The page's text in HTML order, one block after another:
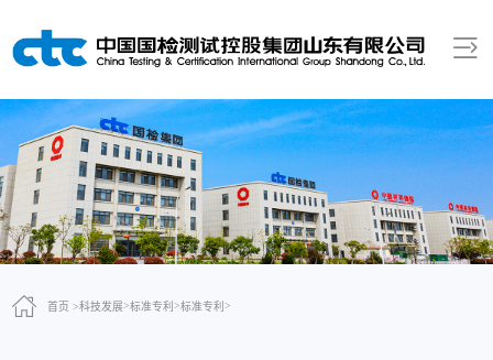
首页 >科技发展>标准专利>标准专利>